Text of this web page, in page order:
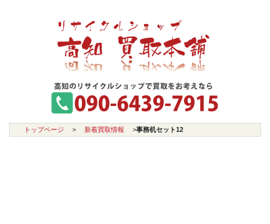
トップページ > 新着買取情報 >事務机セット12